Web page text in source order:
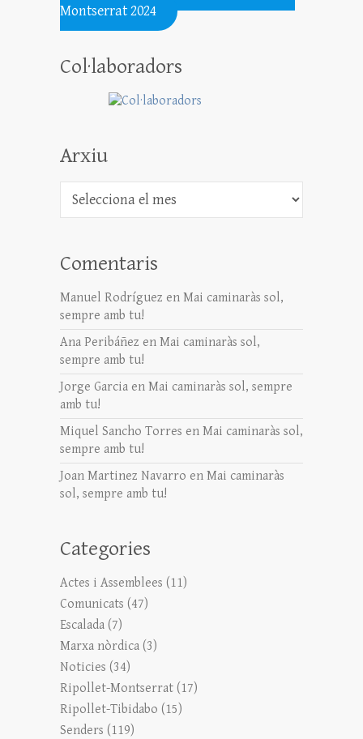
Montserrat 2024
Col·laboradors
Arxiu
Arxiu
Comentaris
Manuel Rodríguez en Mai caminaràs sol,
sempre amb tu!
Ana Peribáñez en Mai caminaràs sol,
sempre amb tu!
Jorge Garcia en Mai caminaràs sol, sempre
amb tu!
Miquel Sancho Torres en Mai caminaràs sol,
sempre amb tu!
Joan Martinez Navarro en Mai caminaràs
sol, sempre amb tu!
Categories
Actes i Assemblees (11)
Comunicats (47)
Escalada (7)
Marxa nòrdica (3)
Noticies (34)
Ripollet-Montserrat (17)
Ripollet-Tibidabo (15)
Senders (119)